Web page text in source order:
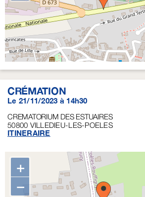
CRÉMATION
Le 21/11/2023 à 14h30
CREMATORIUM DES ESTUAIRES
50800 VILLEDIEU-LES-POELES
ITINERAIRE
+
−